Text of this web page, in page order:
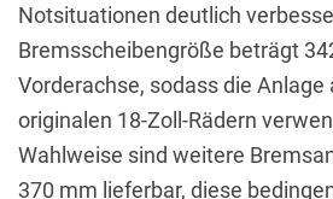
Notsituationen deutlich
Bremsscheibengröße beträgt
Vorderachse, sodass die Anlage
originalen 18-Zoll-Rädern
Wahlweise sind weitere
370 mm lieferbar, diese